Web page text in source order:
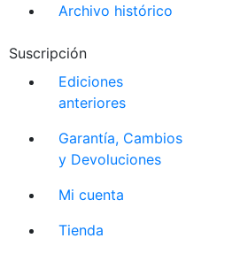
Archivo histórico
Suscripción
Ediciones
anteriores
Garantía, Cambios
y Devoluciones
Mi cuenta
Tienda